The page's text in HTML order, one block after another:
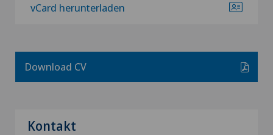
vCard herunterladen
Download CV
Kontakt